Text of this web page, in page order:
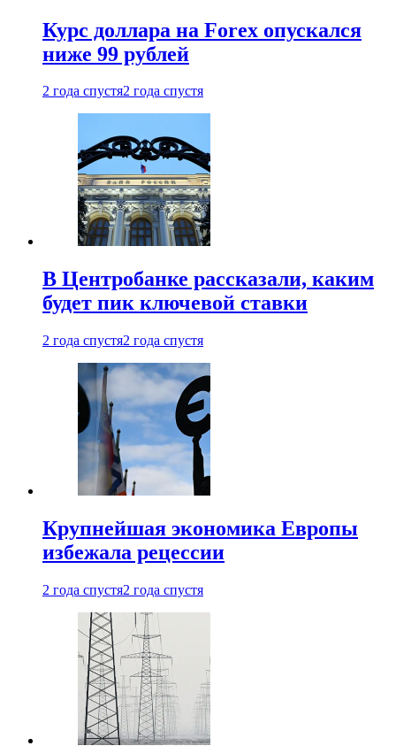
Курс доллара на Forex опускался
ниже 99 рублей
2 года спустя2 года спустя
В Центробанке рассказали, каким
будет пик ключевой ставки
2 года спустя2 года спустя
Крупнейшая экономика Европы
избежала рецессии
2 года спустя2 года спустя